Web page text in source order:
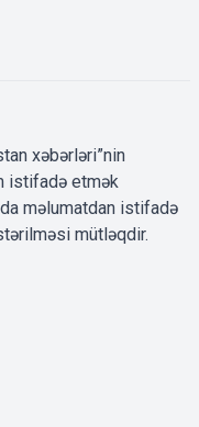
xəbərləri”nin
istifadə etmək
məlumatdan istifadə
mütləqdir.